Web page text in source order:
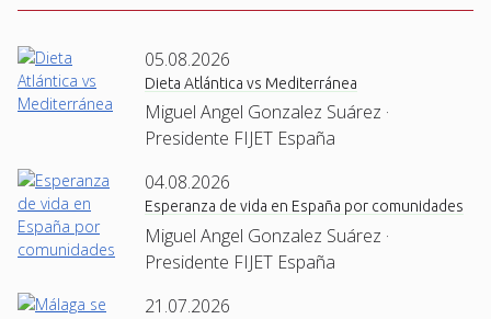
05.08.2026
Dieta Atlántica vs Mediterránea
Miguel Angel Gonzalez Suárez ·
Presidente FIJET España
04.08.2026
Esperanza de vida en España por comunidades
Miguel Angel Gonzalez Suárez ·
Presidente FIJET España
21.07.2026